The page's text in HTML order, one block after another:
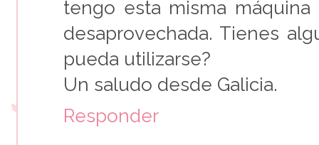
tengo esta misma
desaprovechada. Tienes
pueda utilizarse?
Un saludo desde Galicia.
Responder